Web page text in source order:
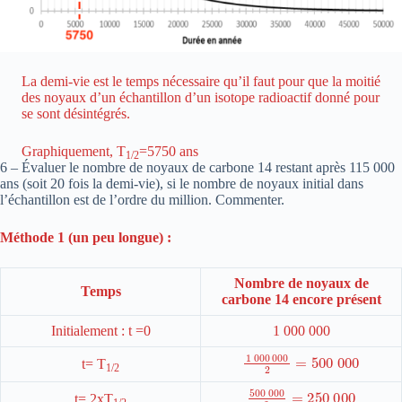
La demi-vie est le temps nécessaire qu’il faut pour que la moitié
des noyaux d’un échantillon d’un isotope radioactif donné pour
se sont désintégrés.
Graphiquement, T1/2=5750 ans
6 – Évaluer le nombre de noyaux de carbone 14 restant après 115 000
ans (soit 20 fois la demi-vie), si le nombre de noyaux initial dans
l’échantillon est de l’ordre du million. Commenter.
Méthode 1 (un peu longue) :
Temps
Nombre de noyaux de
carbone 14 encore présent
Initialement : t =0 1 000 000
t= T1/2
1 000 000 2=500
t= 2xT
500 000 2=250
000